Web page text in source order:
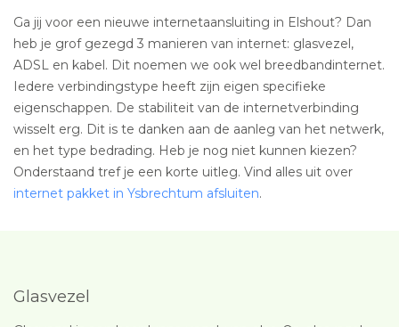
Ga jij voor een nieuwe internetaansluiting in Elshout? Dan
heb je grof gezegd 3 manieren van internet: glasvezel,
ADSL en kabel. Dit noemen we ook wel breedbandinternet.
Iedere verbindingstype heeft zijn eigen specifieke
eigenschappen. De stabiliteit van de internetverbinding
wisselt erg. Dit is te danken aan de aanleg van het netwerk,
en het type bedrading. Heb je nog niet kunnen kiezen?
Onderstaand tref je een korte uitleg. Vind alles uit over
internet pakket in Ysbrechtum afsluiten.
Glasvezel